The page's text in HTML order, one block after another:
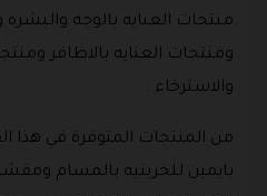
منتجات العنايه بالوجه
ومنتجات العنايه بالاظافر
والاسترخاء .
من المنتجات المتوفرة في
بايمين للخرينيه بالمسام